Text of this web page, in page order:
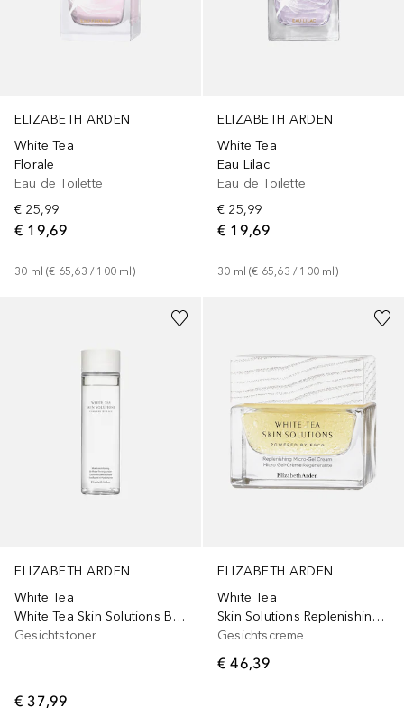
ELIZABETH ARDEN
White Tea
Florale
Eau de Toilette
€ 25,99
€ 19,69
30 ml (€ 65,63 / 100 ml )
ELIZABETH ARDEN
White Tea
Eau Lilac
Eau de Toilette
€ 25,99
€ 19,69
30 ml (€ 65,63 / 100 ml )
ELIZABETH ARDEN
White Tea
White Tea Skin Solutions Bi-Phase Toning Lotion
Gesichtstoner
€ 37,99
ELIZABETH ARDEN
White Tea
Skin Solutions Replenishing Micro-Gel
Gesichtscreme
€ 46,39